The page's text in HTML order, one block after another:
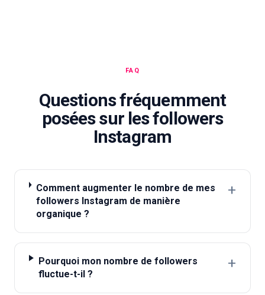
FAQ
Questions fréquemment
posées sur les followers
Instagram
Comment augmenter le nombre de mes
followers Instagram de manière
organique ?
+
Pourquoi mon nombre de followers
fluctue-t-il ?
+